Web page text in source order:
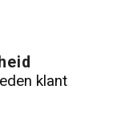
klant